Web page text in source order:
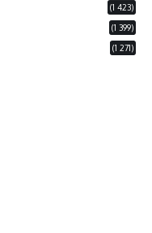
(1 423)
(1 399)
(1 271)